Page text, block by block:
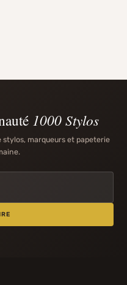
1000 Stylos
stylos, marqueurs et papeterie